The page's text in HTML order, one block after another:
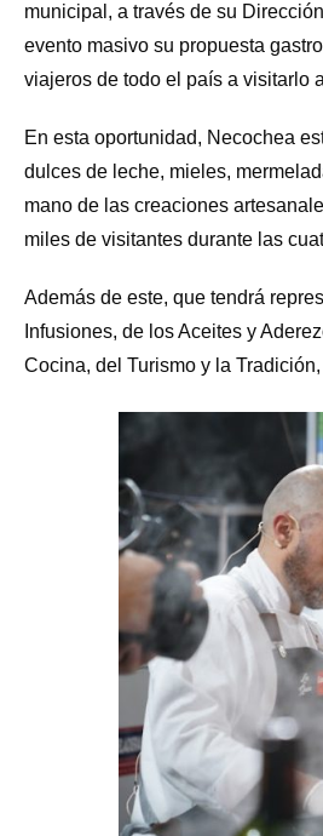
municipal, a través de su
evento masivo su propuesta
viajeros de todo el país a visitarlo
En esta oportunidad, Necochea
dulces de leche, mieles,
mano de las creaciones
miles de visitantes durante las
Además de este, que tendrá
Infusiones, de los Aceites y
Cocina, del Turismo y la